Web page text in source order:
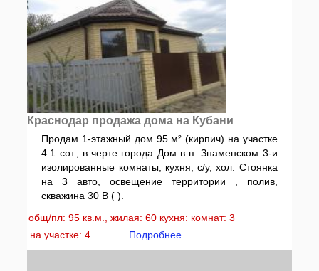
Краснодар продажа дома на Кубани
Продам 1-этажный дом 95 м² (кирпич) на участке
4.1 сот., в черте города Дом в п. Знаменском 3-и
изолированные комнаты, кухня, с/у, хол. Стоянка
на 3 авто, освещение территории , полив,
скважина 30 В ( ).
общ/пл: 95 кв.м., жилая: 60 кухня: комнат: 3
на участке: 4
Подробнее